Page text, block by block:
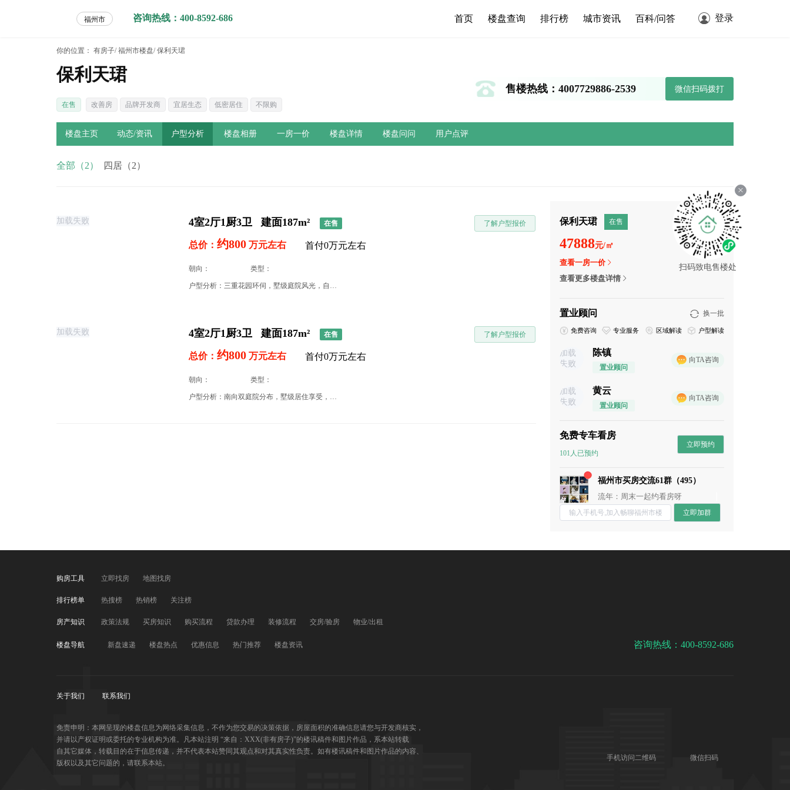
福州市 咨询热线：400-8592-686 首页 楼盘查询 排行榜 城市资讯 百科/问答 登录
你的位置： 有房子/ 福州市楼盘/ 保利天珺
保利天珺
在售 改善房 品牌开发商 宜居生态 低密居住 不限购
售楼热线：4007729886-2539 微信扫码拨打
楼盘主页 动态/资讯 户型分析 楼盘相册 一房一价 楼盘详情 楼盘问问 用户点评
全部（2） 四居（2）
加载失败 4室2厅1厨3卫 建面187m² 在售
总价： 约800 万元左右 首付0万元左右
朝向： 类型：
户型分析：三重花园环伺，墅级庭院风光，自然与云端共融约42m餐客一体方厅，连接空中花园，品万千风味宽幕落地窗，270IMAX环幕视野，尽揽四时胜景行政级双主卧套房，独立式衣帽间，彰显塔尖风范
了解户型报价
加载失败 4室2厅1厨3卫 建面187m² 在售
总价： 约800 万元左右 首付0万元左右
朝向： 类型：
户型分析：南向双庭院分布，墅级居住享受，容纳百种意趣一体式通厅，营造家庭活力聚场近25M L形宽幕极致景观面，自在瞰景双酒店式主卧套房，每一位家人皆能安逸私享
了解户型报价
扫码致电售楼处
保利天珺 在售
47888元/㎡
查看一房一价
查看更多楼盘详情
置业顾问 换一批
免费咨询 专业服务 区域解读 户型解读
加载
失败
陈镇
置业顾问
向TA咨询
加载
失败
黄云
置业顾问
向TA咨询
免费专车看房
101人已预约
立即预约
福州市买房交流61群（495）
七七妈：性价比高
阿香：未来升值空间还是很高的
流年：周末一起约看房呀
春暖花开：这个楼盘还是挺保值的
chun：附近的商业配置怎么样？
立即加群
购房工具 立即找房 地图找房
排行榜单 热搜榜 热销榜 关注榜
房产知识 政策法规 买房知识 购买流程 贷款办理 装修流程 交房/验房 物业/出租
楼盘导航 新盘速递 楼盘热点 优惠信息 热门推荐 楼盘资讯 咨询热线：400-8592-686
关于我们 联系我们
免责申明：本网呈现的楼盘信息为网络采集信息，不作为您交易的决策依据，房屋面积的准确信息请您与开发商核实，
并请以产权证明或委托的专业机构为准。凡本站注明 “来自：XXX(非有房子)”的楼讯稿件和图片作品，系本站转载
自其它媒体，转载目的在于信息传递，并不代表本站赞同其观点和对其真实性负责。如有楼讯稿件和图片作品的内容、
手机访问二维码 微信扫码